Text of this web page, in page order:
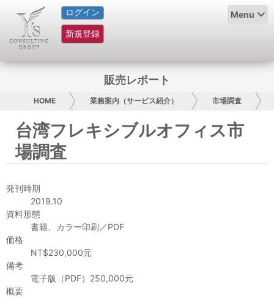
ログイン
新規登録
Menu
HOME
サービス紹介
グループ概要
採用情報
お問い合わせ
日本人にPR
コンサルティング
リサーチ
セミナー
販売レポート
HOME 業務案内（サービス紹介） 市場調査
台湾フレキシブルオフィス市
場調査
発刊時期
2019.10
資料形態
書籍、カラー印刷／PDF
価格
NT$230,000元
備考
電子版（PDF）250,000元
概要